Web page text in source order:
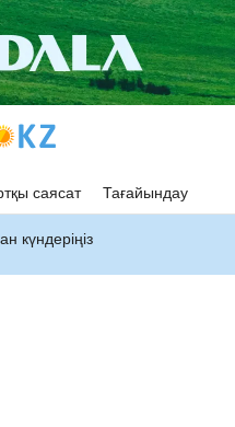
саясат Тағайындау
күндеріңіз